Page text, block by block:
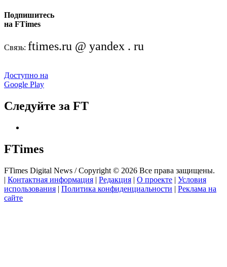
Подпишитесь
на FTimes
Связь: ftimes.ru @ yandex . ru
Доступно на
Google Play
Следуйте за FT
FTimes
FTimes Digital News / Copyright © 2026 Все права защищены.
| Контактная информация | Редакция | О проекте | Условия
использования | Политика конфиденциальности | Реклама на
сайте